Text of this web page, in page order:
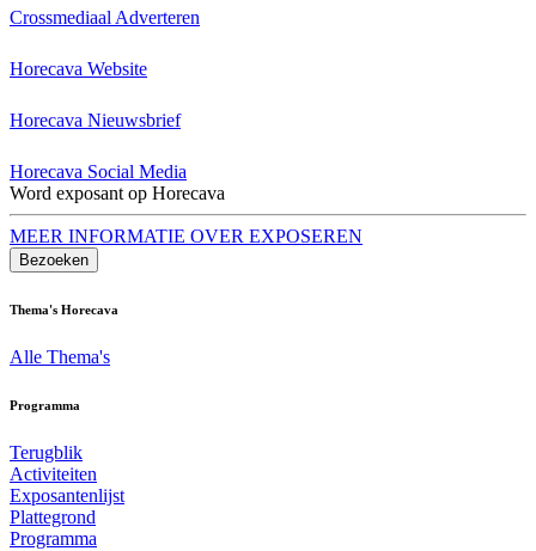
Crossmediaal Adverteren
Horecava Website
Horecava Nieuwsbrief
Horecava Social Media
Word exposant op Horecava
MEER INFORMATIE OVER EXPOSEREN
Bezoeken
Thema's Horecava
Alle Thema's
Programma
Terugblik
Activiteiten
Exposantenlijst
Plattegrond
Programma